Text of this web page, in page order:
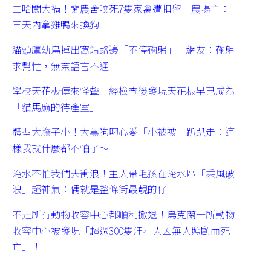
二哈闖大禍！闖農舍咬死7隻家禽遭扣留 農場主：
三天內拿雞鴨來換狗
貓頭鷹幼鳥掉出窩站路邊「不停鞠躬」 網友：鞠躬
求幫忙，無奈語言不通
學校天花板傳來怪聲 經檢查後發現天花板早已成為
「貓馬麻的待產室」
體型大膽子小！大黑狗叼心愛「小被被」趴趴走：這
樣我就什麼都不怕了～
淹水不怕我們去衝浪！主人帶毛孩在淹水區「乘風破
浪」超神氣：偶就是整條街最靚的仔
不是所有動物收容中心都順利撤退！烏克蘭一所動物
收容中心被發現「超過300隻汪星人因無人照顧而死
亡」！